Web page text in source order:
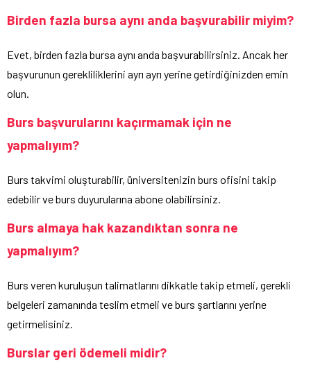
Birden fazla bursa aynı anda başvurabilir miyim?
Evet, birden fazla bursa aynı anda başvurabilirsiniz. Ancak her
başvurunun gerekliliklerini ayrı ayrı yerine getirdiğinizden emin
olun.
Burs başvurularını kaçırmamak için ne
yapmalıyım?
Burs takvimi oluşturabilir, üniversitenizin burs ofisini takip
edebilir ve burs duyurularına abone olabilirsiniz.
Burs almaya hak kazandıktan sonra ne
yapmalıyım?
Burs veren kuruluşun talimatlarını dikkatle takip etmeli, gerekli
belgeleri zamanında teslim etmeli ve burs şartlarını yerine
getirmelisiniz.
Burslar geri ödemeli midir?